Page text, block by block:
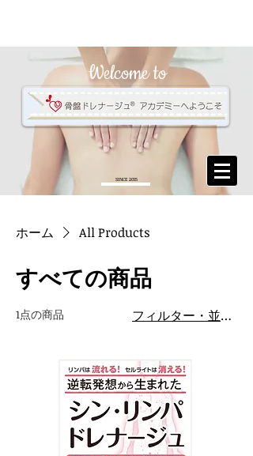
Welcome to
SINCE 2015
ホーム All Products
すべての商品
1点の商品 フィルター・並び替え